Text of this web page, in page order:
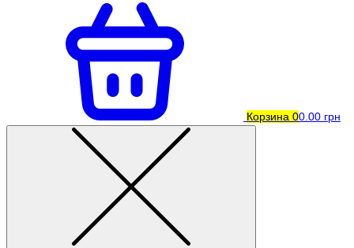
Корзина 00.00 грн